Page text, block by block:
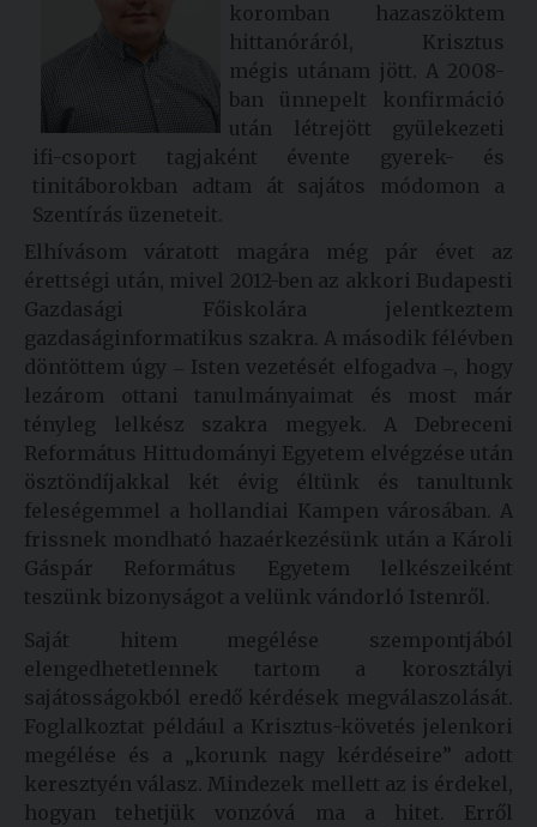
koromban hazaszöktem
hittanóráról, Krisztus
mégis utánam jött. A 2008-
ban ünnepelt konfirmáció
után létrejött gyülekezeti
ifi-csoport tagjaként évente gyerek- és
tinitáborokban adtam át sajátos módomon a
Szentírás üzeneteit.
Elhívásom váratott magára még pár évet az
érettségi után, mivel 2012-ben az akkori Budapesti
Gazdasági Főiskolára jelentkeztem
gazdaságinformatikus szakra. A második félévben
döntöttem úgy ‒ Isten vezetését elfogadva ‒, hogy
lezárom ottani tanulmányaimat és most már
tényleg lelkész szakra megyek. A Debreceni
Református Hittudományi Egyetem elvégzése után
ösztöndíjakkal két évig éltünk és tanultunk
feleségemmel a hollandiai Kampen városában. A
frissnek mondható hazaérkezésünk után a Károli
Gáspár Református Egyetem lelkészeiként
teszünk bizonyságot a velünk vándorló Istenről.
Saját hitem megélése szempontjából
elengedhetetlennek tartom a korosztályi
sajátosságokból eredő kérdések megválaszolását.
Foglalkoztat például a Krisztus-követés jelenkori
megélése és a „korunk nagy kérdéseire” adott
keresztyén válasz. Mindezek mellett az is érdekel,
hogyan tehetjük vonzóvá ma a hitet. Erről